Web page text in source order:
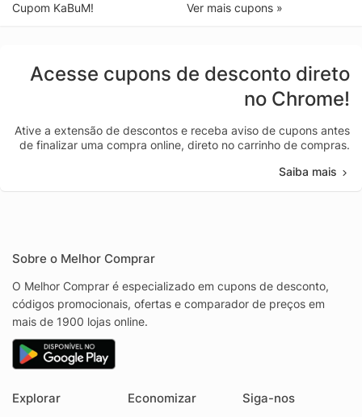
Cupom KaBuM!
Ver mais cupons »
Acesse cupons de desconto direto
no Chrome!
Ative a extensão de descontos e receba aviso de cupons antes
de finalizar uma compra online, direto no carrinho de compras.
Saiba mais
Sobre o Melhor Comprar
O Melhor Comprar é especializado em cupons de desconto,
códigos promocionais, ofertas e comparador de preços em
mais de 1900 lojas online.
Explorar Economizar Siga-nos